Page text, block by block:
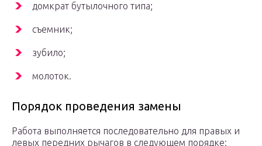
домкрат бутылочного типа;
съемник;
зубило;
молоток.
Порядок проведения замены
Работа выполняется последовательно для правых и
левых передних рычагов в следующем порядке: